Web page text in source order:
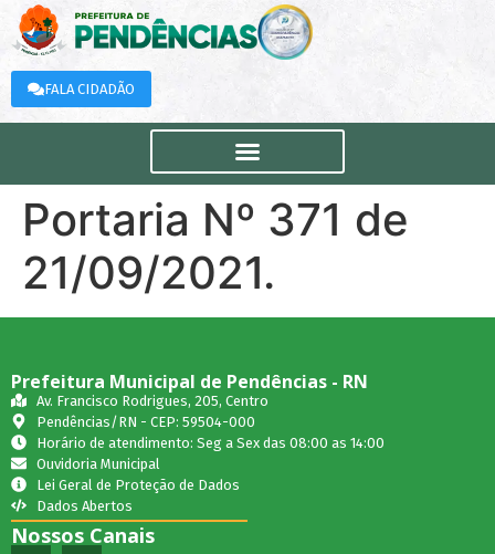
FALA CIDADÃO
Portaria Nº 371 de
21/09/2021.
Prefeitura Municipal de Pendências - RN
Av. Francisco Rodrigues, 205, Centro
Pendências/RN - CEP: 59504-000
Horário de atendimento: Seg a Sex das 08:00 as 14:00
Ouvidoria Municipal
Lei Geral de Proteção de Dados
Dados Abertos
Nossos Canais